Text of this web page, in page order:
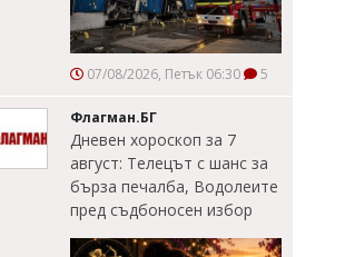
07/08/2026, Петък 06:30 5
Флагман.БГ
Дневен хороскоп за 7
август: Телецът с шанс за
бърза печалба, Водолеите
пред съдбоносен избор